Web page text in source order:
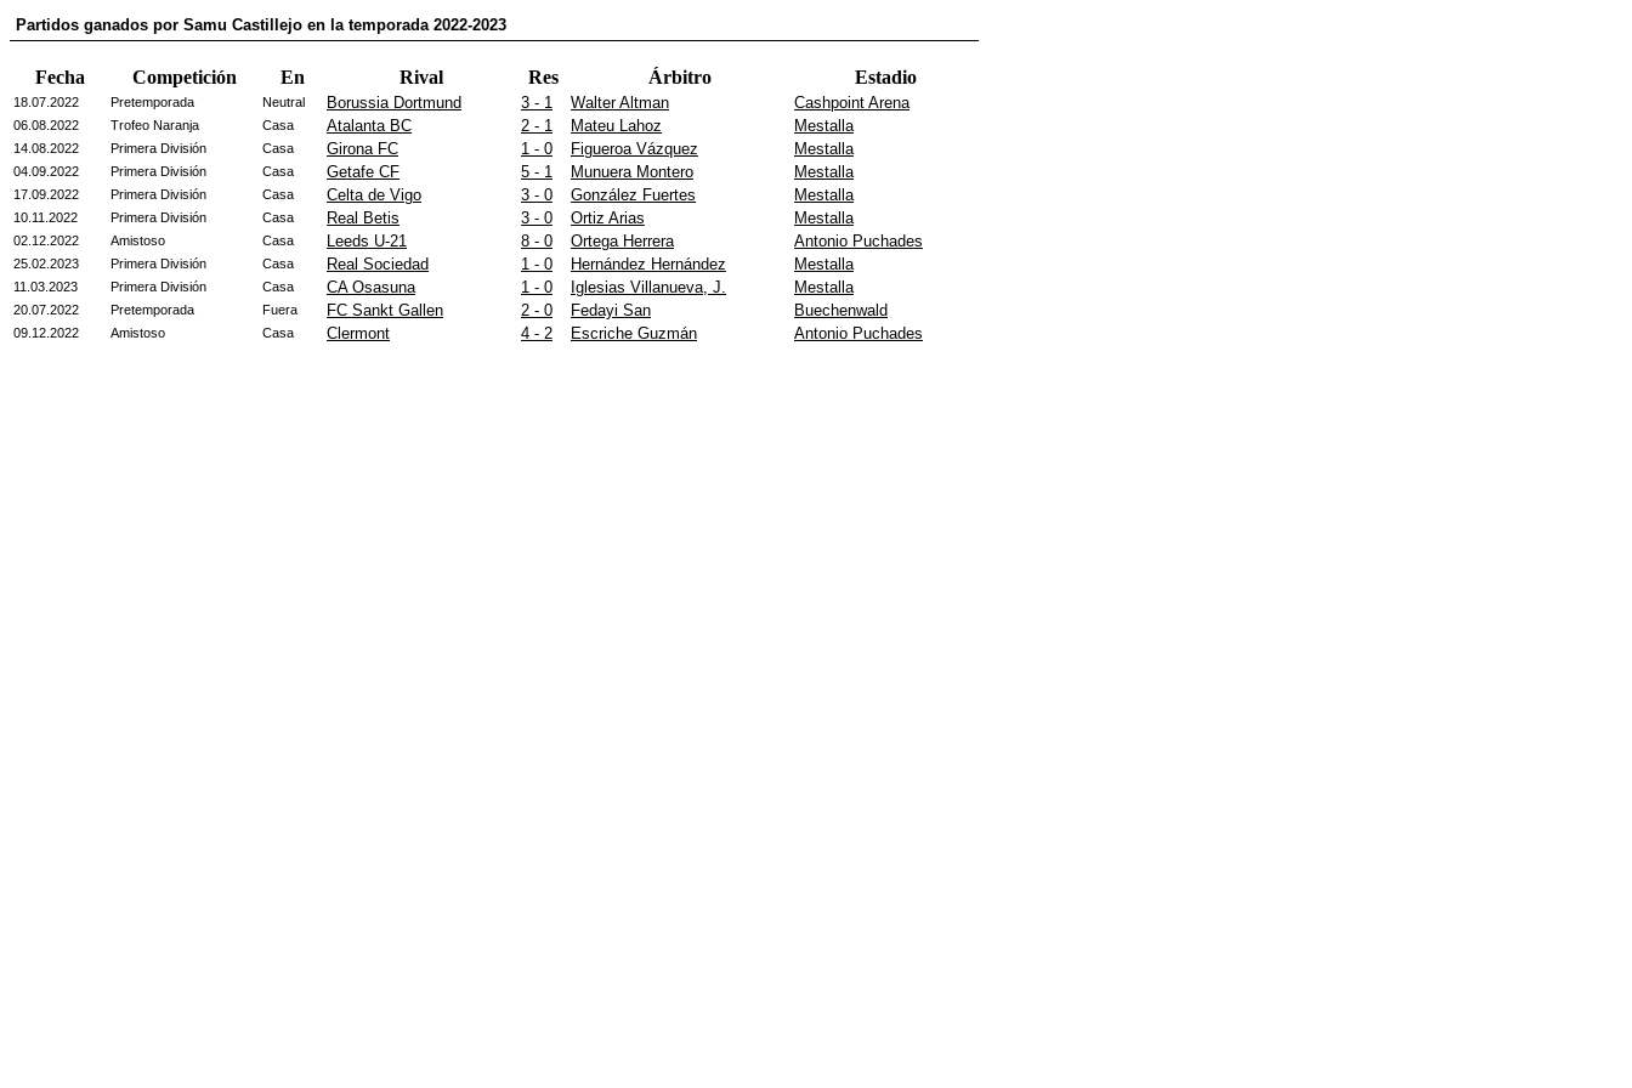
Partidos ganados por Samu Castillejo en la temporada 2022-2023
Fecha Competición En Rival Res Árbitro Estadio
18.07.2022 Pretemporada Neutral Borussia Dortmund 3 - 1 Walter Altman Cashpoint Arena
06.08.2022 Trofeo Naranja Casa Atalanta BC 2 - 1 Mateu Lahoz Mestalla
14.08.2022 Primera División Casa Girona FC 1 - 0 Figueroa Vázquez Mestalla
04.09.2022 Primera División Casa Getafe CF 5 - 1 Munuera Montero Mestalla
17.09.2022 Primera División Casa Celta de Vigo 3 - 0 González Fuertes Mestalla
10.11.2022 Primera División Casa Real Betis 3 - 0 Ortiz Arias Mestalla
02.12.2022 Amistoso Casa Leeds U-21 8 - 0 Ortega Herrera Antonio Puchades
25.02.2023 Primera División Casa Real Sociedad 1 - 0 Hernández Hernández Mestalla
11.03.2023 Primera División Casa CA Osasuna 1 - 0 Iglesias Villanueva, J. Mestalla
20.07.2022 Pretemporada Fuera FC Sankt Gallen 2 - 0 Fedayi San Buechenwald
09.12.2022 Amistoso Casa Clermont 4 - 2 Escriche Guzmán Antonio Puchades